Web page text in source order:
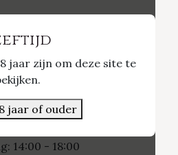
jaar zijn om deze site te
jaar of ouder
21/1
14:00 - 18:00